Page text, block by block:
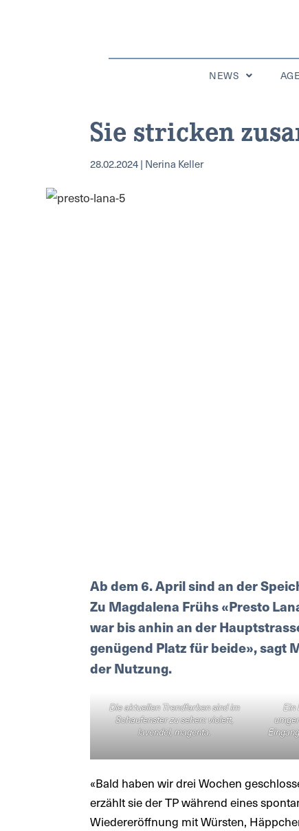
NEWS
Sie stricken
28.02.2024 | Nerina Keller
Ab dem 6. April sind an der
Zu Magdalena Frühs «Presto
war bis anhin an der
genügend Platz für beide», sagt
der Nutzung.
Die aktuellen Trendfarben sind im
Schaufenster zu sehen: violett,
lavendel, magenta.
Ein
«Bald haben wir drei Wochen
erzählt sie der TP während eines
Wiedereröffnung mit Würsten,